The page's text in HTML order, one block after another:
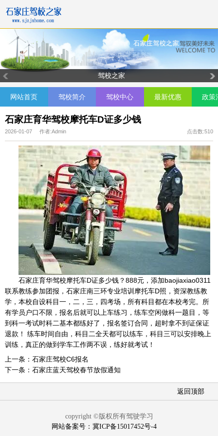
驾校之家
网站首页 驾校简介 驾校中心 最新优惠 政策
石家庄育华驾校摩托车D证多少钱
2026-01-07 作者:Admin 点击数:510
石家庄育华驾校摩托车D证多少钱？888元，添加baojiaxiao0311
联系教练参加团报，石家庄南三环专业培训摩托车D照，资深教练教
学， 本校自设科目一，二，三，四考场，所有科目都在本校考完。所
有学员户口不限，报名后就可以上车练习，练车空闲做科一题目，等
到科一考试时科二基本都练好了，报名签订合同，超时拿不到证保证
退款！ 练车时间自由，科目二全天都可以练车，科目三可以安排晚上
训练，真正的做到学车工作两不误，练好就考试！
上一条： 石家庄驾校C6报名
下一条： 石家庄蓝天驾校春节放假通知
返回顶部
copyright ©版权所有驾驶学习
网站备案号：冀ICP备15017452号-4